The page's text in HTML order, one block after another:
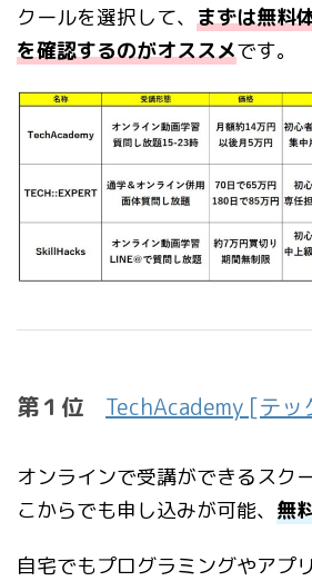
クールを選択して、 まずは無料
を確認するのがオススメです。
第１位 TechAcademy [テ
オンラインで受講ができるスク
こからでも申し込みが可能、 無
自宅でもプログラミングやアプ